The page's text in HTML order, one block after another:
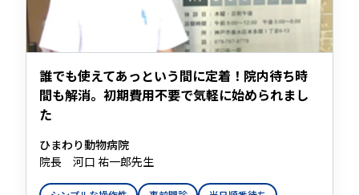
誰でも使えてあっという間に定着！院内待ち時
間も解消。初期費用不要で気軽に始められまし
た
ひまわり動物病院
院長 河口 祐一郎先生